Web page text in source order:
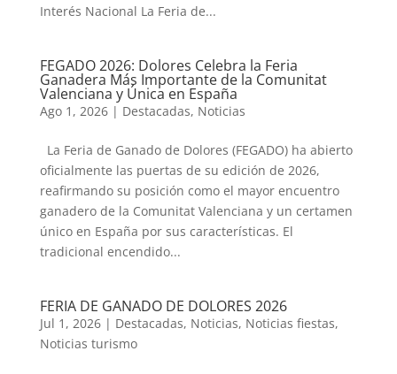
Interés Nacional La Feria de...
FEGADO 2026: Dolores Celebra la Feria
Ganadera Más Importante de la Comunitat
Valenciana y Única en España
Ago 1, 2026| Destacadas, Noticias
La Feria de Ganado de Dolores (FEGADO) ha abierto
oficialmente las puertas de su edición de 2026,
reafirmando su posición como el mayor encuentro
ganadero de la Comunitat Valenciana y un certamen
único en España por sus características. El
tradicional encendido...
FERIA DE GANADO DE DOLORES 2026
Jul 1, 2026| Destacadas, Noticias, Noticias fiestas,
Noticias turismo